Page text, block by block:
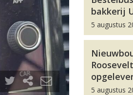
bakkerij
5 augustus
5 augustus